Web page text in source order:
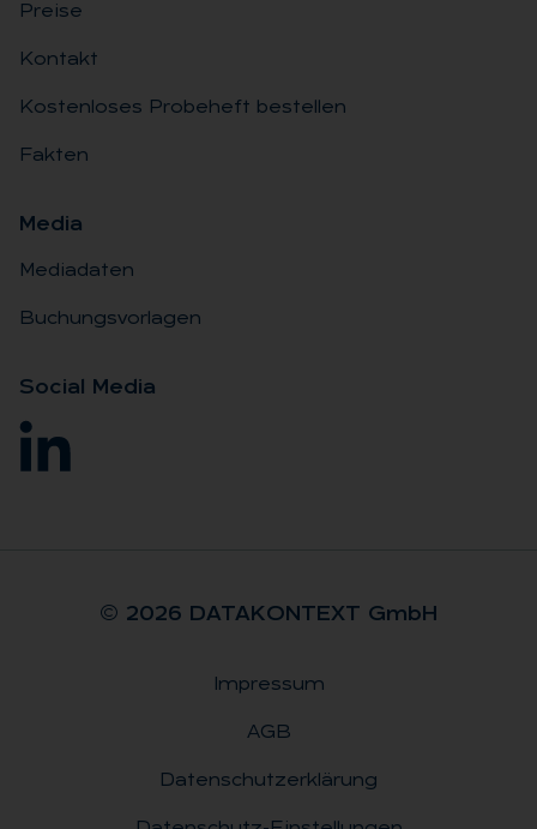
Preise
Kontakt
Kostenloses Probeheft bestellen
Fakten
Me­dia
Mediadaten
Buchungsvorlagen
So­ci­al Me­dia
© 2026 DA­TA­KON­TEXT GmbH
Impressum
AGB
Datenschutzerklärung